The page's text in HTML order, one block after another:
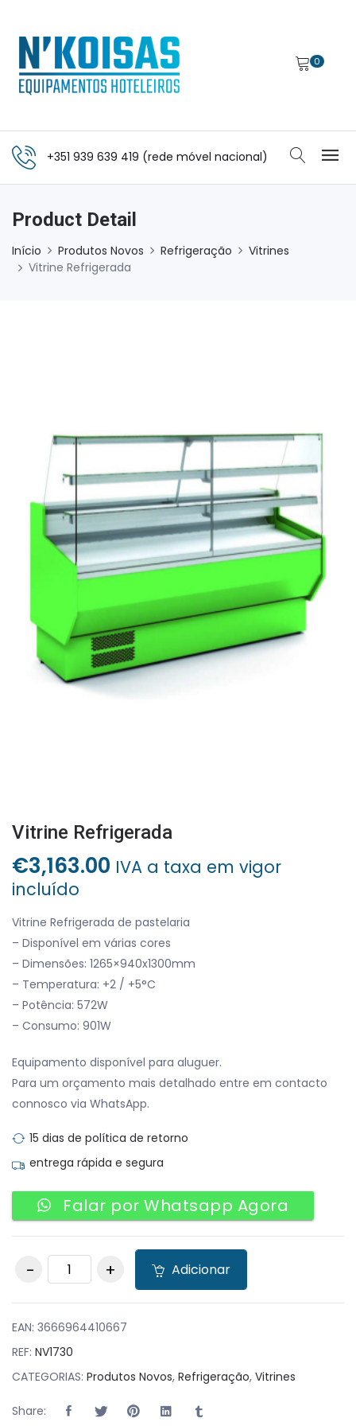
0
+351 939 639 419 (rede móvel nacional)
Product Detail
Início Produtos Novos Refrigeração
Vitrines
Vitrine Refrigerada
Vitrine Refrigerada
€3,163.00 IVA a taxa em vigor
incluído
Vitrine Refrigerada de pastelaria
– Disponível em várias cores
– Dimensões: 1265×940x1300mm
– Temperatura: +2 / +5°C
– Potência: 572W
– Consumo: 901W
Equipamento disponível para aluguer.
Para um orçamento mais detalhado entre em contacto
connosco via WhatsApp.
15 dias de política de retorno
entrega rápida e segura
Falar por Whatsapp Agora
Vitrine Refrigerada
Adicionar
EAN: 3666964410667
REF: NV1730
CATEGORIAS: Produtos Novos, Refrigeração, Vitrines
Share: